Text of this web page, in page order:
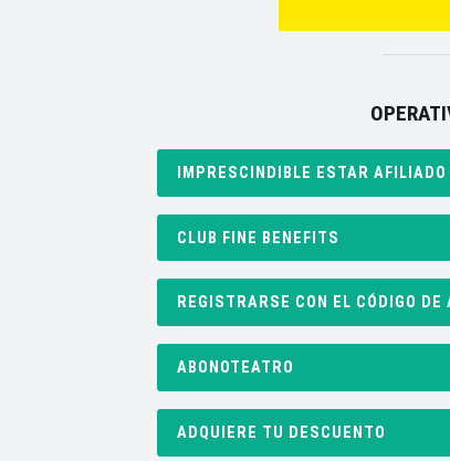
IMPRESCINDIBLE ESTAR
CLUB FINE BENEFITS
REGISTRARSE CON EL CÓDIGO DE
ABONOTEATRO
ADQUIERE TU DESCUENTO